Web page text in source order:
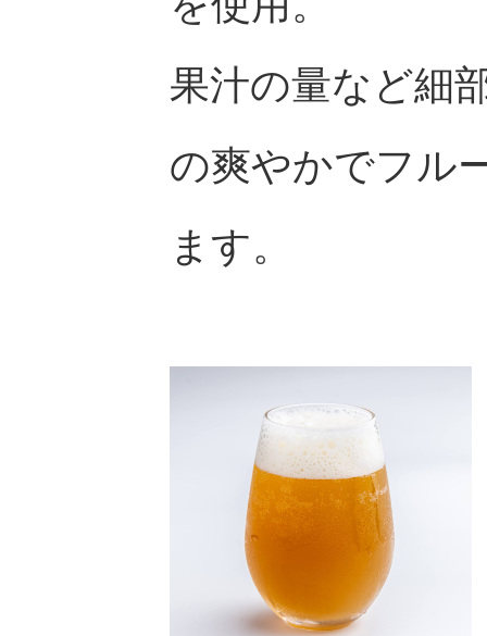
果汁の量など細
の爽やかでフル
ます。